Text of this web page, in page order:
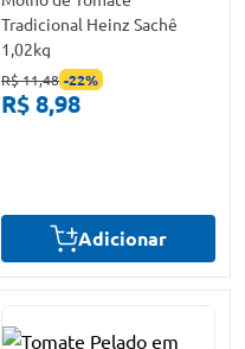
Tradicional Heinz Sachê
1,02kg
R$ 11,48 -22%
R$ 8,98
Adicionar